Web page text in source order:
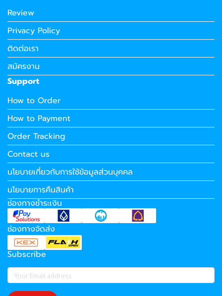
Review
Privacy Policy
ติดต่อเรา
สมัครงาน
Support
How to Order
How to Payment
Order Tracking
Contact us
นโยบายเกี่ยวกับการใช้ข้อมูลส่วนบุคคล
นโยบายการคืนสินค้า
ช่องทางชำระเงิน
ช่องทางจัดส่ง
Subscribe